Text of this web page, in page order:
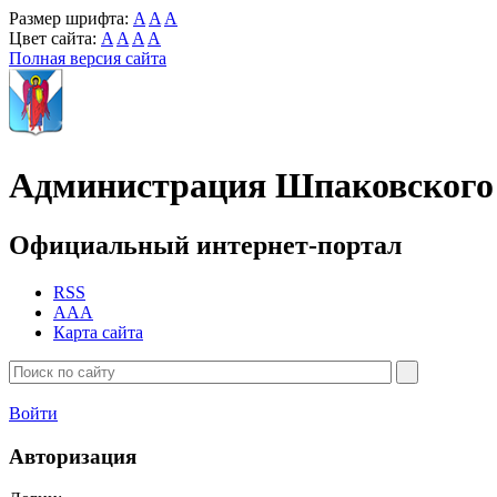
Размер шрифта: A A A
Цвет сайта: A A A A
Полная версия сайта
Администрация
Официальный интернет-портал
RSS
AAA
Карта сайта
Войти
Авторизация